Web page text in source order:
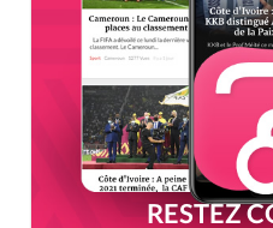
RESTEZ